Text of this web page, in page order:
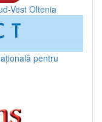
Vest Oltenia
pentru